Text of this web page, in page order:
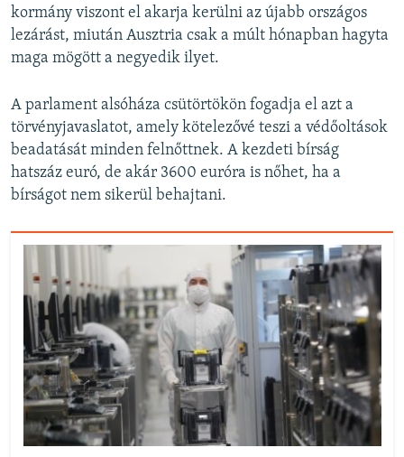
kormány viszont el akarja kerülni az újabb országos
lezárást, miután Ausztria csak a múlt hónapban hagyta
maga mögött a negyedik ilyet.
A parlament alsóháza csütörtökön fogadja el azt a
törvényjavaslatot, amely kötelezővé teszi a védőoltások
beadatását minden felnőttnek. A kezdeti bírság
hatszáz euró, de akár 3600 euróra is nőhet, ha a
bírságot nem sikerül behajtani.